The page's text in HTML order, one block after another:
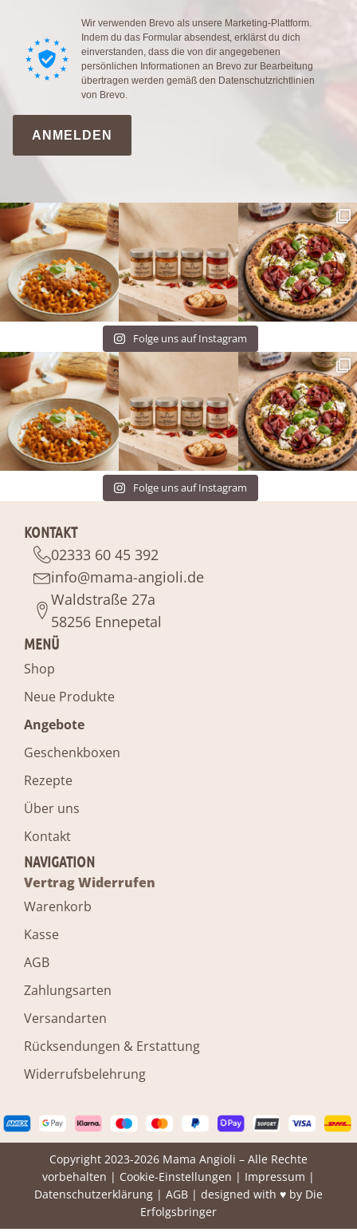
Wir verwenden Brevo als unsere Marketing-Plattform.
Indem du das Formular absendest, erklärst du dich
einverstanden, dass die von dir angegebenen
persönlichen Informationen an Brevo zur Bearbeitung
übertragen werden gemäß den Datenschutzrichtlinien
von Brevo.
ANMELDEN
Folge uns auf Instagram
Folge uns auf Instagram
KONTAKT
02333 60 45 392
info@mama-angioli.de
Waldstraße 27a
58256 Ennepetal
MENÜ
Shop
Neue Produkte
Angebote
Geschenkboxen
Rezepte
Über uns
Kontakt
NAVIGATION
Vertrag Widerrufen
Warenkorb
Kasse
AGB
Zahlungsarten
Versandarten
Rücksendungen & Erstattung
Widerrufsbelehrung
Copyright 2023-2026 Mama Angioli – Alle Rechte
vorbehalten | Cookie-Einstellungen | Impressum |
Datenschutzerklärung | AGB | designed with ♥ by Die
Erfolgsbringer